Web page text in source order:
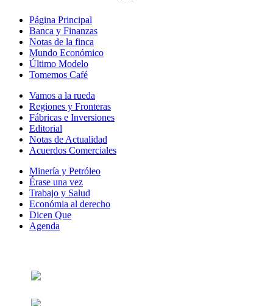
Página Principal
Banca y Finanzas
Notas de la finca
Mundo Económico
Último Modelo
Tomemos Café
Vamos a la rueda
Regiones y Fronteras
Fábricas e Inversiones
Editorial
Notas de Actualidad
Acuerdos Comerciales
Minería y Petróleo
Érase una vez
Trabajo y Salud
Económia al derecho
Dicen Que
Agenda